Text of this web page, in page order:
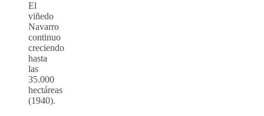
El
viñedo
Navarro
continuo
creciendo
hasta
las
35.000
hectáreas
(1940).